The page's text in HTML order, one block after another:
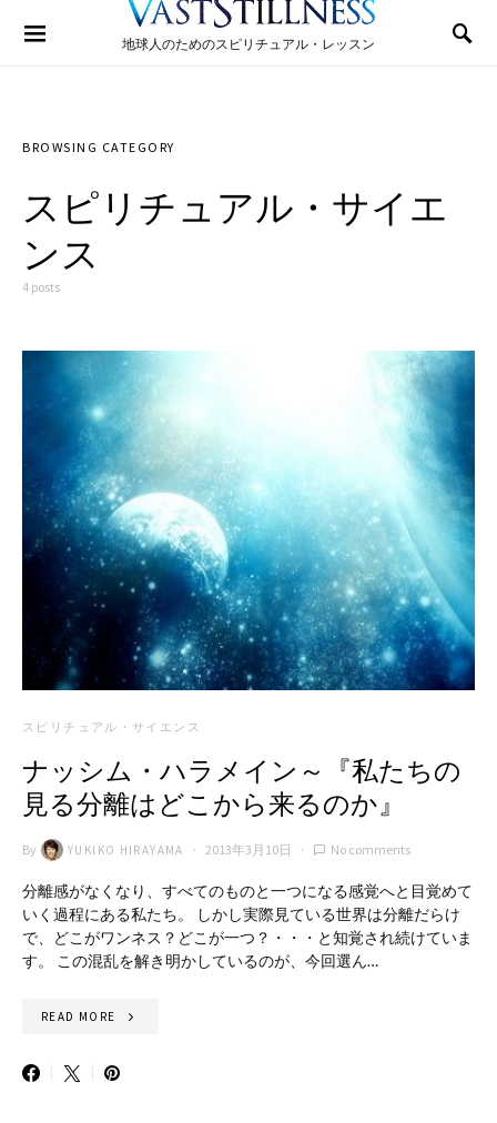
地球人のためのスピリチュアル・レッスン
Search for:
BROWSING CATEGORY
スピリチュアル・サイエ
ンス
4 posts
スピリチュアル・サイエンス
ナッシム・ハラメイン～『私たちの
見る分離はどこから来るのか』
By YUKIKO HIRAYAMA 2013年3月10日 No comments
分離感がなくなり、すべてのものと一つになる感覚へと目覚めて
いく過程にある私たち。 しかし実際見ている世界は分離だらけ
で、どこがワンネス？どこが一つ？・・・と知覚され続けていま
す。 この混乱を解き明かしているのが、今回選ん…
READ MORE